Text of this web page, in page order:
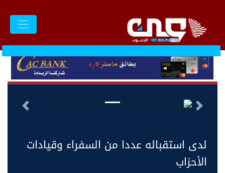
التالى السابق
لدى استقباله عددا من السفراء وقيادات
الأحزاب